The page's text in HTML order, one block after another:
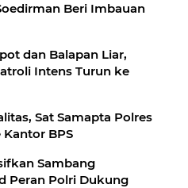
Beri Imbauan
dan Balapan Liar,
Intens Turun ke
Sat Samapta Polres
BPS
Sambang
Peran Polri Dukung